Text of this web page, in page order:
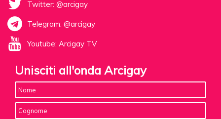
Twitter: @arcigay
Telegram: @arcigay
Youtube: Arcigay TV
Unisciti all'onda Arcigay